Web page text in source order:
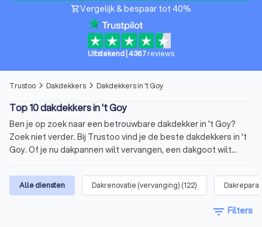
shopping_cartVergelijk & bespaar tot 40%
Uitstekend 4367reviews
Trustoo arrow_forward_ios Dakdekkers arrow_forward_ios Dakdekkers in 't Goy
Top 10 dakdekkers in 't Goy
Ben je op zoek naar een betrouwbare dakdekker in 't Goy?
Zoek niet verder. Bij Trustoo vind je de beste dakdekkers in 't
Goy. Of je nu dakpannen wilt vervangen, een dakgoot wilt
ben je er zeker van dat je een allround dakdekker vindt die
past bij jouw klus. Op onze website vind je een lijst van de 10
gemiddelde score van 8.8 op basis van 1000+ reviews.
Alle diensten Dakrenovatie (vervanging) (122)
filter_list Filters